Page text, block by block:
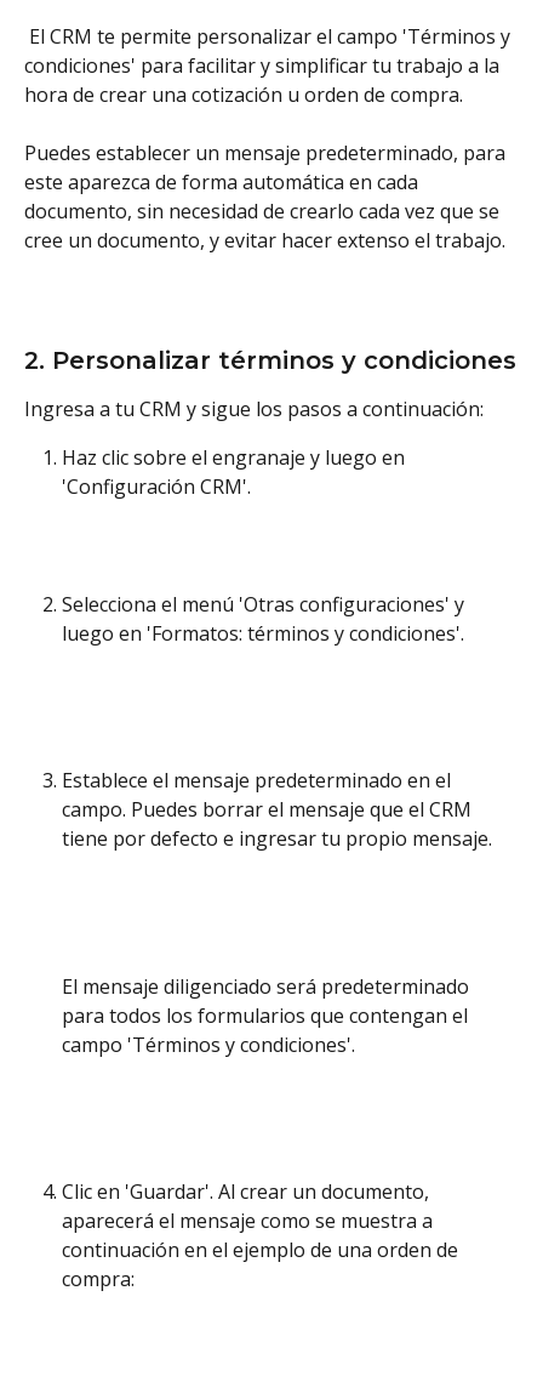
condiciones' para facilitar y simplificar tu trabajo a la
hora de crear una cotización u orden de compra.
Puedes establecer un mensaje predeterminado, para
este aparezca de forma automática en cada
documento, sin necesidad de crearlo cada vez que se
cree un documento, y evitar hacer extenso el trabajo.
2. Personalizar términos y condiciones
Ingresa a tu CRM y sigue los pasos a continuación:
Haz clic sobre el engranaje y luego en
'Configuración CRM'.
Selecciona el menú 'Otras configuraciones' y
luego en 'Formatos: términos y condiciones'.
Establece el mensaje predeterminado en el
campo. Puedes borrar el mensaje que el CRM
tiene por defecto e ingresar tu propio mensaje.
El mensaje diligenciado será predeterminado
para todos los formularios que contengan el
campo 'Términos y condiciones'.
Clic en 'Guardar'. Al crear un documento,
aparecerá el mensaje como se muestra a
continuación en el ejemplo de una orden de
compra: